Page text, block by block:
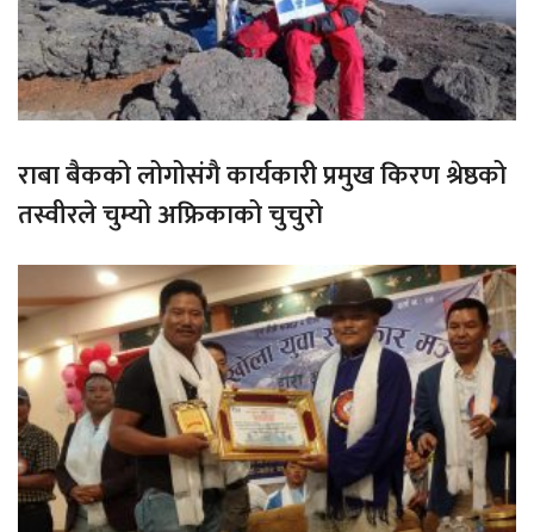
राबा बैकको लोगोसंगै कार्यकारी प्रमुख किरण श्रेष्ठको
तस्वीरले चुम्यो अफ्रिकाको चुचुरो